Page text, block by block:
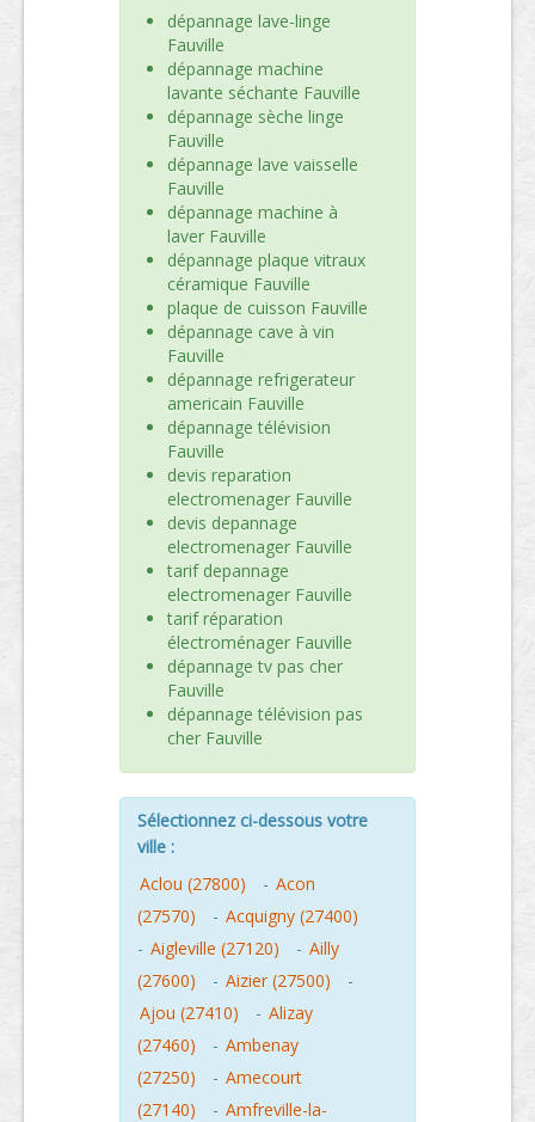
dépannage lave-linge
Fauville
dépannage machine
lavante séchante Fauville
dépannage sèche linge
Fauville
dépannage lave vaisselle
Fauville
dépannage machine à
laver Fauville
dépannage plaque vitraux
céramique Fauville
plaque de cuisson Fauville
dépannage cave à vin
Fauville
dépannage refrigerateur
americain Fauville
dépannage télévision
Fauville
devis reparation
electromenager Fauville
devis depannage
electromenager Fauville
tarif depannage
electromenager Fauville
tarif réparation
électroménager Fauville
dépannage tv pas cher
Fauville
dépannage télévision pas
cher Fauville
Sélectionnez ci-dessous votre
ville :
Aclou (27800)
- Acon
(27570)
- Acquigny (27400)
- Aigleville (27120) - Ailly
(27600)
- Aizier (27500)
-
Ajou (27410)
- Alizay
(27460)
- Ambenay
(27250)
- Amecourt
(27140)
- Amfreville-la-